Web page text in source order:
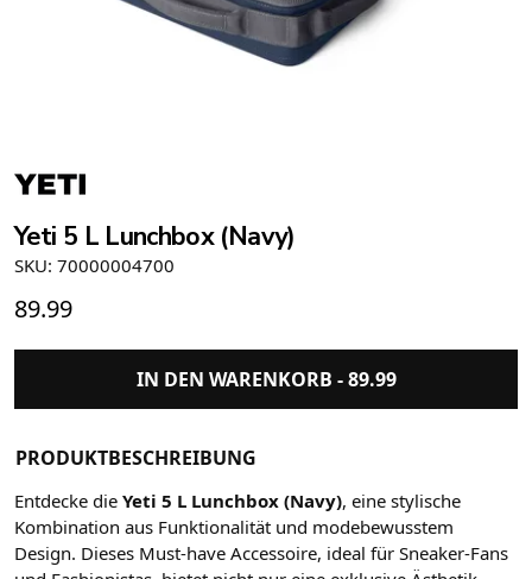
Yeti 5 L Lunchbox (Navy)
SKU: 70000004700
89.99
IN DEN WARENKORB -89.99
PRODUKTBESCHREIBUNG
Entdecke die Yeti 5 L Lunchbox (Navy), eine stylische
Kombination aus Funktionalität und modebewusstem
Design. Dieses Must-have Accessoire, ideal für Sneaker-Fans